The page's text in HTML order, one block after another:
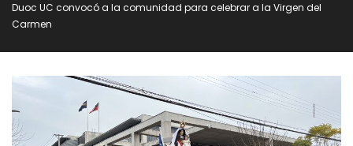
Duoc UC convocó a la comunidad para celebrar a la Virgen del
Carmen